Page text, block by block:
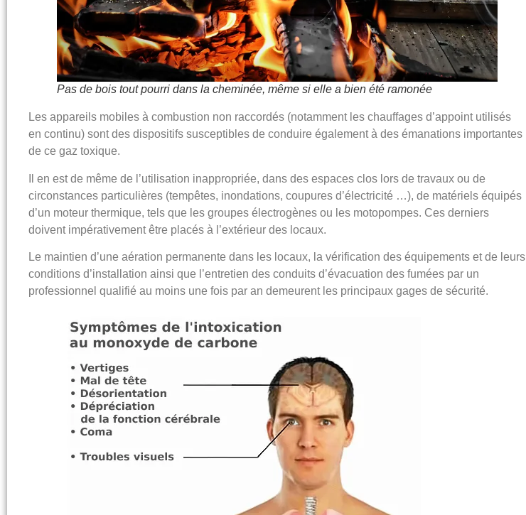
Pas de bois tout pourri dans la cheminée, même si elle a bien été ramonée
Les appareils mobiles à combustion non raccordés (notamment les chauffages d’appointutilisés
en continu) sont des dispositifs susceptibles de conduire également à des émanations importantes
de ce gaz toxique.
Il en est de même de l’utilisation inappropriée, dans des espaces clos lors de travaux ou de
circonstances particulières (tempêtes, inondations, coupures d’électricité …), de matériels équipés
d’un moteur thermique, tels que les groupes électrogènes ou les motopompes. Ces derniers
doivent impérativement être placés à l’extérieur des locaux.
Le maintien d’une aération permanente dans les locaux, la vérification des équipements et de leurs
conditions d’installation ainsi que l’entretien des conduits d’évacuation des fumées par un
professionnel qualifié au moins une fois par an demeurent les principaux gages de sécurité.